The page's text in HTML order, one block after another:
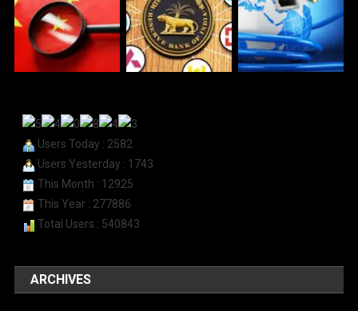
Users Today : 2582
Users Yesterday : 1743
This Month : 12925
This Year : 277886
Total Users : 540843
ARCHIVES